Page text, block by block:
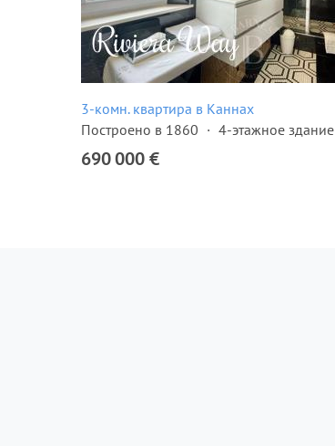
3-комн. квартира в Каннах
Построено в 1860
4-этажное здание
690 000 €